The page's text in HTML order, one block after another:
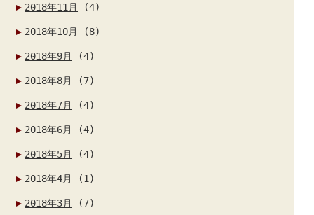
2018年11月 (4)
2018年10月 (8)
2018年9月 (4)
2018年8月 (7)
2018年7月 (4)
2018年6月 (4)
2018年5月 (4)
2018年4月 (1)
2018年3月 (7)